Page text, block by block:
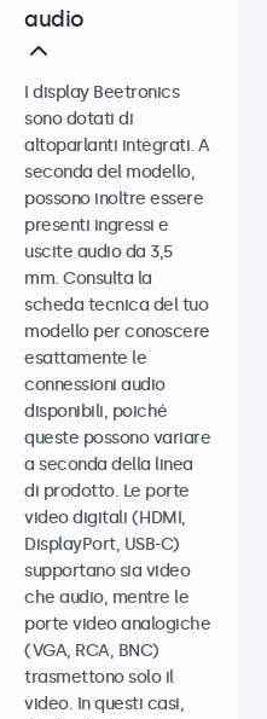
audio
I display Beetronics
sono dotati di
altoparlanti integrati. A
seconda del modello,
possono inoltre essere
presenti ingressi e
uscite audio da 3,5
mm. Consulta la
scheda tecnica del tuo
modello per conoscere
esattamente le
connessioni audio
disponibili, poiché
queste possono variare
a seconda della linea
di prodotto. Le porte
video digitali (HDMI,
DisplayPort, USB-C)
supportano sia video
che audio, mentre le
porte video analogiche
(VGA, RCA, BNC)
trasmettono solo il
video. In questi casi,